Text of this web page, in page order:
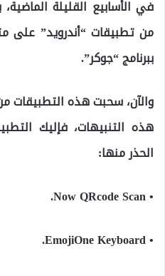
في الأسابيع القليلة
من تطبيقات “أندرويد” على
ببرنامج “جوكر”.
والآن، سحبت هذه التطبيقات
هذه التنبيهات، فإليك
الحذر منها:
• Now QRcode Scan.
• EmojiOne Keyboard.